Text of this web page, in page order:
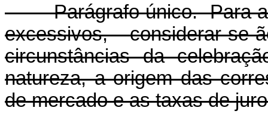
Parágrafo único. Para a
excessivos, considerar-
circunstâncias da
natureza, a origem das
de mercado e as taxas de